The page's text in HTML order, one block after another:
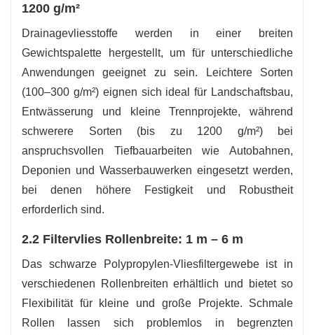
1200 g/m²
Drainagevliesstoffe werden in einer breiten
Gewichtspalette hergestellt, um für unterschiedliche
Anwendungen geeignet zu sein. Leichtere Sorten
(100–300 g/m²) eignen sich ideal für Landschaftsbau,
Entwässerung und kleine Trennprojekte, während
schwerere Sorten (bis zu 1200 g/m²) bei
anspruchsvollen Tiefbauarbeiten wie Autobahnen,
Deponien und Wasserbauwerken eingesetzt werden,
bei denen höhere Festigkeit und Robustheit
erforderlich sind.
2.2 Filtervlies Rollenbreite: 1 m – 6 m
Das schwarze Polypropylen-Vliesfiltergewebe ist in
verschiedenen Rollenbreiten erhältlich und bietet so
Flexibilität für kleine und große Projekte. Schmale
Rollen lassen sich problemlos in begrenzten